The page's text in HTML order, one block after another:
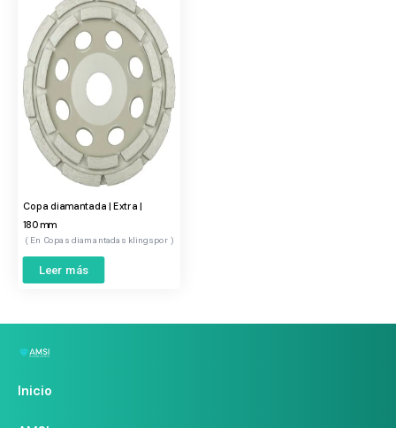
Copa diamantada | Extra |
180mm
Copas diamantadas klingspor
Leer más
Inicio